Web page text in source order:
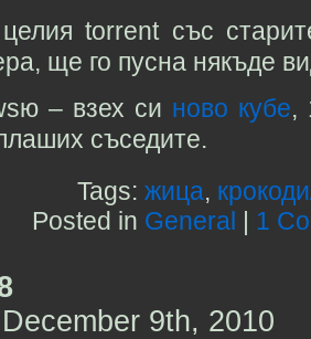
torrent със
ще го пусна някъде
– взех си ново кубе,
съседите.
Tags: жица,
Posted in General | 1
9th, 2010